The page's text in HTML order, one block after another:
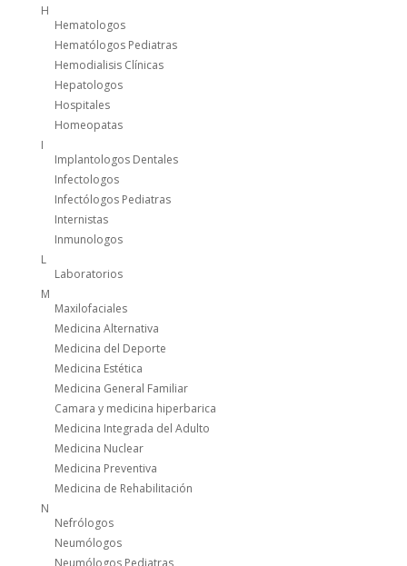
H
Hematologos
Hematólogos Pediatras
Hemodialisis Clínicas
Hepatologos
Hospitales
Homeopatas
I
Implantologos Dentales
Infectologos
Infectólogos Pediatras
Internistas
Inmunologos
L
Laboratorios
M
Maxilofaciales
Medicina Alternativa
Medicina del Deporte
Medicina Estética
Medicina General Familiar
Camara y medicina hiperbarica
Medicina Integrada del Adulto
Medicina Nuclear
Medicina Preventiva
Medicina de Rehabilitación
N
Nefrólogos
Neumólogos